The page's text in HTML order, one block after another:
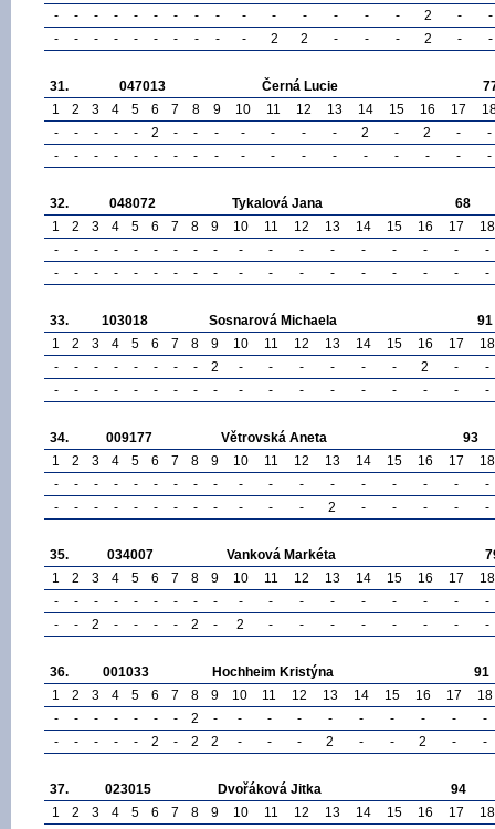
- - - - - - - - - - - - - - - 2 -
-
-
- - - - - - - - - 2 2 - - - 2 - -
31. 047013 Černá Lucie
1
2 3 4 5 6 7 8 9 10 11 12 13 14 15 16 17
-
- - - - 2 - - - - - - - 2 - 2 -
-
-
- - - - - - - - - - - - - - - - -
32. 048072 Tykalová Jana
68
1
2 3 4 5 6 7 8 9 10 11 12 13 14 15 16 17
18
-
- - - - - - - - - - - - - - - -
-
-
- - - - - - - - - - - - - - - - -
33. 103018 Sosnarová Michaela
91
1
2 3 4 5 6 7 8 9 10 11 12 13 14 15 16 17
18
-
- - - - - - - 2 - - - - - - 2 -
-
-
- - - - - - - - - - - - - - - - -
34. 009177 Větrovská Aneta
93
1
2 3 4 5 6 7 8 9 10 11 12 13 14 15 16 17
18
-
- - - - - - - - - - - - - - - -
-
-
- - - - - - - - - - - 2 - - - - -
35. 034007 Vanková Markéta
1
2 3 4 5 6 7 8 9 10 11 12 13 14 15 16 17
18
-
- - - - - - - - - - - - - - - -
-
-
- 2 - - - - 2 - 2 - - - - - - - -
36. 001033 Hochheim Kristýna
91
1
2 3 4 5 6 7 8 9 10 11 12 13 14 15 16 17
18
-
- - - - - - 2 - - - - - - - - -
-
-
- - - - 2 - 2 2 - - - 2 - - 2 - -
37. 023015 Dvořáková Jitka
94
1
2 3 4 5 6 7 8 9 10 11 12 13 14 15 16 17
18